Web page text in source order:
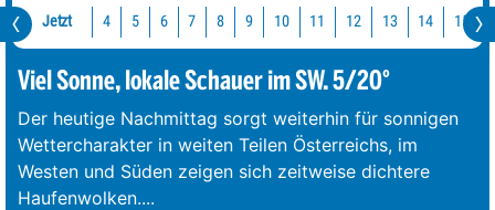
Jetzt 4 5 6 7 8 9 10 11 12 13 14 15
Viel Sonne, lokale Schauer im SW. 5/20°
Der heutige Nachmittag sorgt weiterhin für sonnigen
Wettercharakter in weiten Teilen Österreichs, im
Westen und Süden zeigen sich zeitweise dichtere
Haufenwolken....